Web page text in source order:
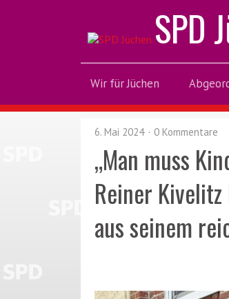
SPD
Wir für Jüchen
6. Mai 2024 0 Kommentare
„Man muss
Reiner
aus seinem